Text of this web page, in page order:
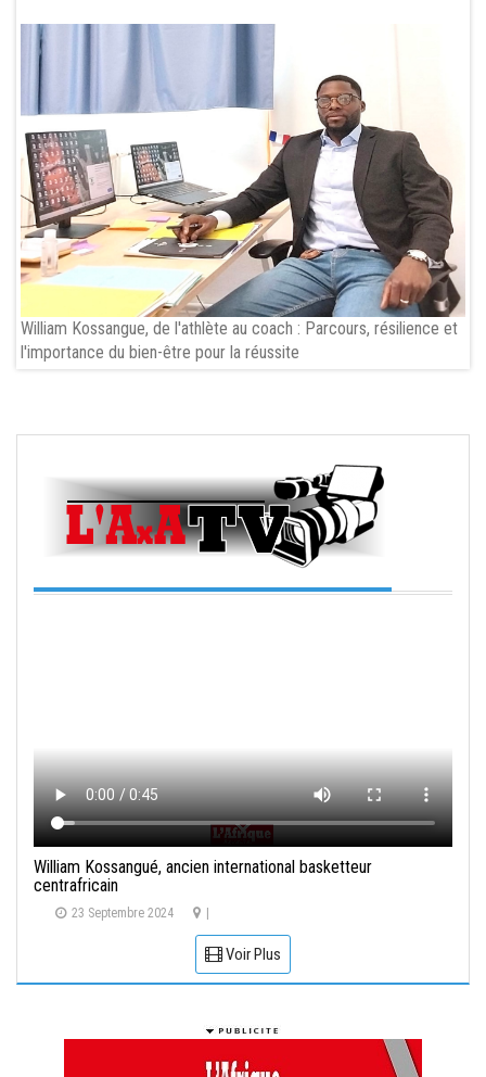
William Kossangue, de l'athlète au coach : Parcours, résilience et
l'importance du bien-être pour la réussite
William Kossangué, ancien international basketteur
centrafricain
23 Septembre 2024
Voir Plus